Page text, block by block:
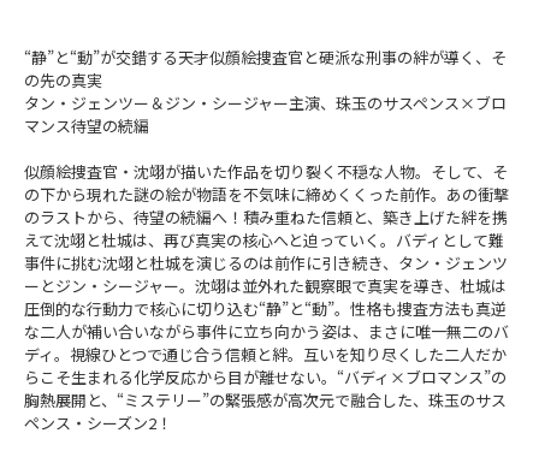
“静”と“動”が交錯する――天才似顔絵捜査官と硬派な刑事の絆が導く、そ
の先の真実
タン・ジェンツー＆ジン・シージャー主演、珠玉のサスペンス×ブロ
マンス待望の続編
似顔絵捜査官・沈翊が描いた作品を切り裂く不穏な人物。そして、そ
の下から現れた謎の絵が物語を不気味に締めくくった前作。あの衝撃
のラストから、待望の続編へ！積み重ねた信頼と、築き上げた絆を携
えて沈翊と杜城は、再び真実の核心へと迫っていく。バディとして難
事件に挑む沈翊と杜城を演じるのは前作に引き続き、タン・ジェンツ
ーとジン・シージャー。沈翊は並外れた観察眼で真実を導き、杜城は
圧倒的な行動力で核心に切り込む“静”と“動”。性格も捜査方法も真逆
な二人が補い合いながら事件に立ち向かう姿は、まさに唯一無二のバ
ディ。視線ひとつで通じ合う信頼と絆。互いを知り尽くした二人だか
らこそ生まれる化学反応から目が離せない。“バディ×ブロマンス”の
胸熱展開と、“ミステリー”の緊張感が高次元で融合した、珠玉のサス
ペンス・シーズン2！